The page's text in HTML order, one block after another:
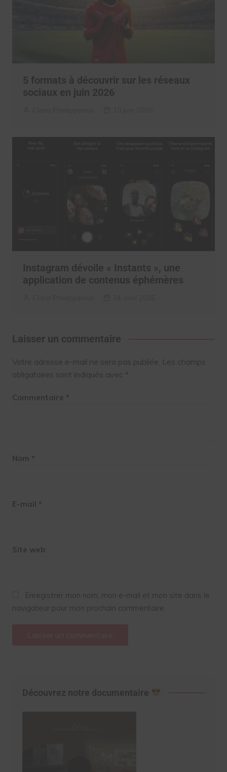
5 formats à découvrir sur les réseaux
sociaux en juin 2026
Instagram dévoile « Instants », une
application de contenus éphémères
Laisser un commentaire
Votre adresse e-mail ne sera pas publiée. Les champs
obligatoires sont indiqués avec *
Commentaire *
Nom *
E-mail *
Site web
Enregistrer mon nom, mon e-mail et mon site dans le
navigateur pour mon prochain commentaire.
Découvrez notre documentaire